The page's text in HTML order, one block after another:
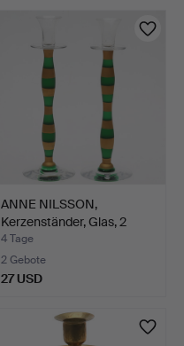
ANNE NILSSON,
Kerzenständer, Glas, 2
Stück…
4 Tage
2 Gebote
27 USD